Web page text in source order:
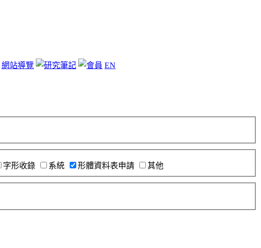
網站導覽 EN
字形收錄 系統 形體資料表申請 其他